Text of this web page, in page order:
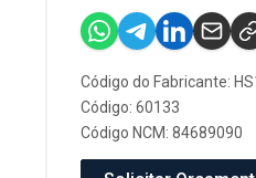
Código do Fabricante:
Código: 60133
Código NCM: 84689090